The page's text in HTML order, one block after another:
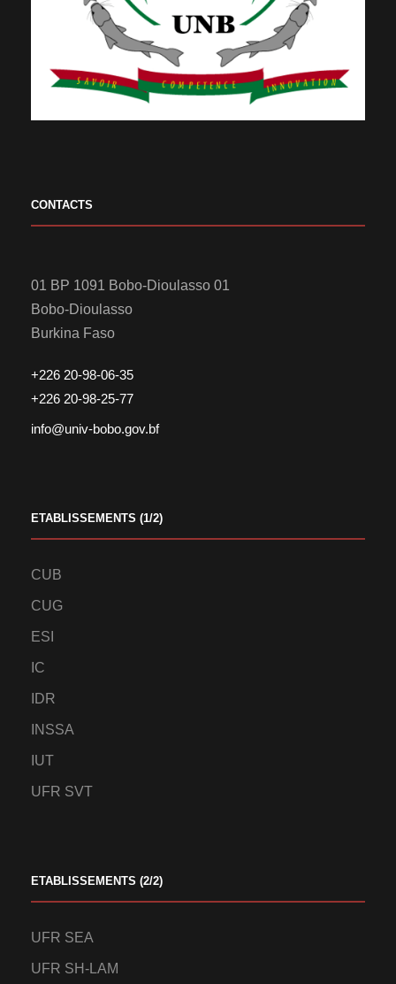
CONTACTS
01 BP 1091 Bobo-Dioulasso 01
Bobo-Dioulasso
Burkina Faso
+226 20-98-06-35
+226 20-98-25-77
info@univ-bobo.gov.bf
ETABLISSEMENTS (1/2)
CUB
CUG
ESI
IC
IDR
INSSA
IUT
UFR SVT
ETABLISSEMENTS (2/2)
UFR SEA
UFR SH-LAM